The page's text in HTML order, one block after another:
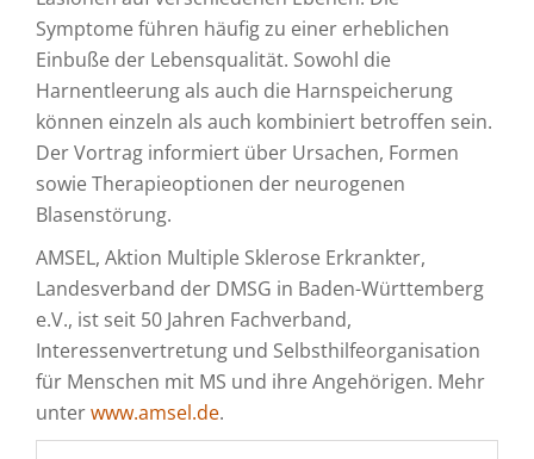
Symptome führen häufig zu einer erheblichen
Einbuße der Lebensqualität. Sowohl die
Harnentleerung als auch die Harnspeicherung
können einzeln als auch kombiniert betroffen sein.
Der Vortrag informiert über Ursachen, Formen
sowie Therapieoptionen der neurogenen
Blasenstörung.
AMSEL, Aktion Multiple Sklerose Erkrankter,
Landesverband der DMSG in Baden-Württemberg
e.V., ist seit 50 Jahren Fachverband,
Interessenvertretung und Selbsthilfeorganisation
für Menschen mit MS und ihre Angehörigen. Mehr
unterwww.amsel.de.